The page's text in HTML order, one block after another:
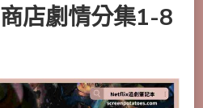
商店劇情分集1-8